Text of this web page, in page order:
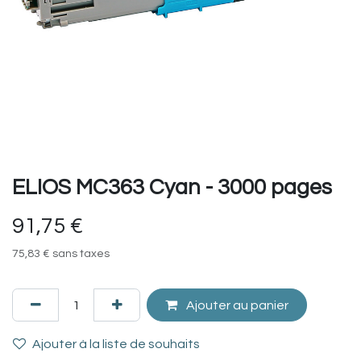
ELIOS MC363 Cyan - 3000 pages
91,75 €
75,83 € sans taxes
Ajouter au panier
Ajouter à la liste de souhaits